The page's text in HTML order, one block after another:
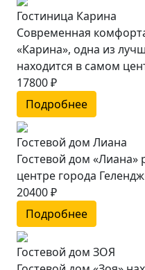
Гостиница Карина
Современная
«Карина», одна из
находится в самом
17800 ₽
Подробнее
Гостевой дом Лиана
Гостевой дом
центре города
20400 ₽
Подробнее
Гостевой дом ЗОЯ